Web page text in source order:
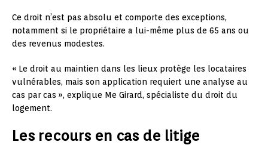
Ce droit n’est pas absolu et comporte des exceptions,
notamment si le propriétaire a lui-même plus de 65 ans ou
des revenus modestes.
« Le droit au maintien dans les lieux protège les locataires
vulnérables, mais son application requiert une analyse au
cas par cas », explique Me Girard, spécialiste du droit du
logement.
Les recours en cas de litige